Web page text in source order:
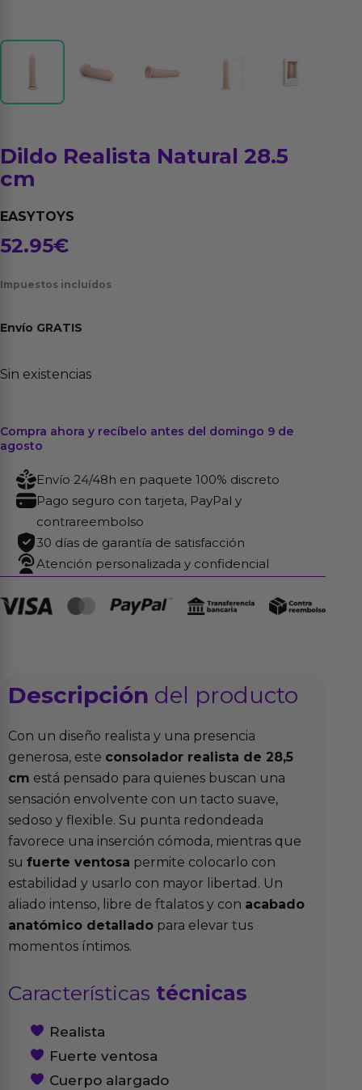
Dildo Realista Natural 28.5
cm
EASYTOYS
52.95€
Impuestos incluídos
Envío GRATIS
Sin existencias
Compra ahora y recíbelo antes del domingo 9 de
agosto
Envío 24/48h en paquete 100% discreto
Pago seguro con tarjeta, PayPal y
contrareembolso
30 días de garantía de satisfacción
Atención personalizada y confidencial
Descripción del producto
Con un diseño realista y una presencia
generosa, este consolador realista de 28,5
cm está pensado para quienes buscan una
sensación envolvente con un tacto suave,
sedoso y flexible. Su punta redondeada
favorece una inserción cómoda, mientras que
su fuerte ventosa permite colocarlo con
estabilidad y usarlo con mayor libertad. Un
aliado intenso, libre de ftalatos y con acabado
anatómico detallado para elevar tus
momentos íntimos.
Características técnicas
Realista
Fuerte ventosa
Cuerpo alargado